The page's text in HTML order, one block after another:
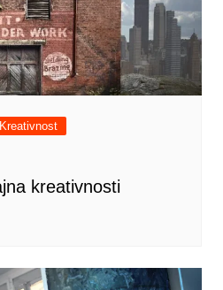
Kreativnost
kreativnosti